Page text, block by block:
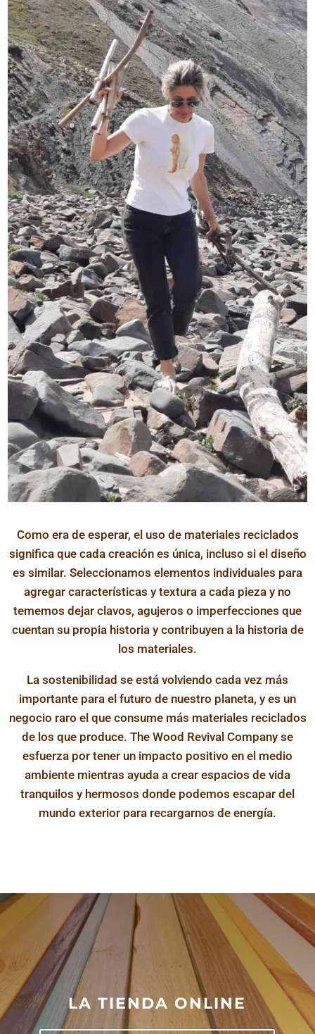
Como era de esperar, el uso de materiales reciclados
significa que cada creación es única, incluso si el diseño
es similar. Seleccionamos elementos individuales para
agregar características y textura a cada pieza y no
tememos dejar clavos, agujeros o imperfecciones que
cuentan su propia historia y contribuyen a la historia de
los materiales.
La sostenibilidad se está volviendo cada vez más
importante para el futuro de nuestro planeta, y es un
negocio raro el que consume más materiales reciclados
de los que produce. The Wood Revival Company se
esfuerza por tener un impacto positivo en el medio
ambiente mientras ayuda a crear espacios de vida
tranquilos y hermosos donde podemos escapar del
mundo exterior para recargarnos de energía.
LA TIENDA ONLINE